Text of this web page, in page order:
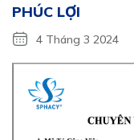
PHÚC LỢI
4 Tháng 3 2024